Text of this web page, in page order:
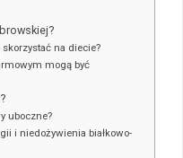
na diecie?
mogą być
uboczne?
i niedożywienia białkowo-